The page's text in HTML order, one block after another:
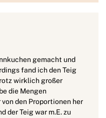
gemacht und
fand ich den Teig
wirklich großer
die Mengen
den Proportionen her
der Teig war m.E. zu